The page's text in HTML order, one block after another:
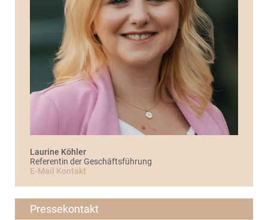
Laurine Köhler
Referentin der Geschäftsführung
E-Mail Kontakt
Pressekontakt